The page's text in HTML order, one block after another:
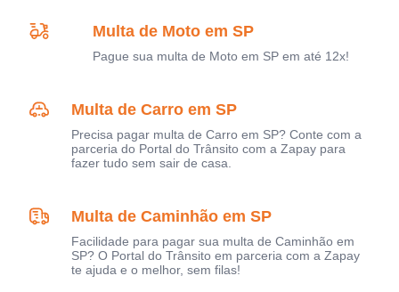
Multa de Moto em SP
Pague sua multa de Moto em SP em até 12x!
Multa de Carro em SP
Precisa pagar multa de Carro em SP? Conte com a
parceria do Portal do Trânsito com a Zapay para
fazer tudo sem sair de casa.
Multa de Caminhão em SP
Facilidade para pagar sua multa de Caminhão em
SP? O Portal do Trânsito em parceria com a Zapay
te ajuda e o melhor, sem filas!